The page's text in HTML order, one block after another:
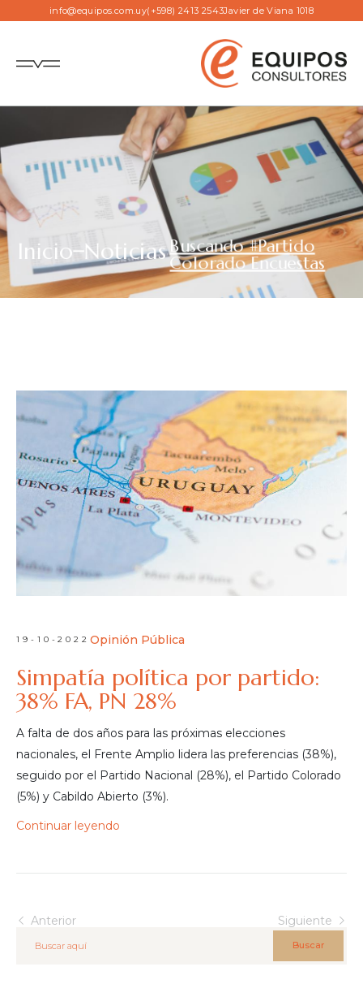
info@equipos.com.uy(+598) 2413 2543Javier de Viana 1018
Inicio Noticias Buscando #Partido
Colorado Encuestas
19-10-2022Opinión Pública
Simpatía política por partido:
38% FA, PN 28%
A falta de dos años para las próximas elecciones
nacionales, el Frente Amplio lidera las preferencias (38%),
seguido por el Partido Nacional (28%), el Partido Colorado
(5%) y Cabildo Abierto (3%).
Continuar leyendo
Anterior Siguiente
Buscar